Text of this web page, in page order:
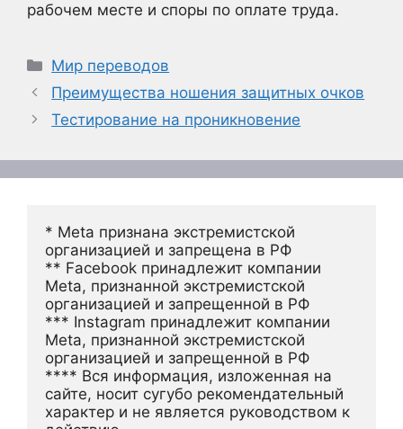
рабочем месте и споры по оплате труда.
Рубрики
Мир переводов
Преимущества ношения защитных очков
Тестирование на проникновение
* Meta признана экстремистской
организацией и запрещена в РФ
** Facebook принадлежит компании
Meta, признанной экстремистской
организацией и запрещенной в РФ
*** Instagram принадлежит компании
Meta, признанной экстремистской
организацией и запрещенной в РФ
**** Вся информация, изложенная на
сайте, носит сугубо рекомендательный
характер и не является руководством к